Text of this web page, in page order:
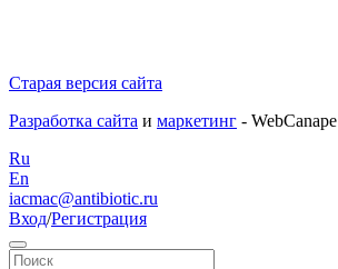
Старая версия сайта
Разработка сайта и маркетинг - WebCanape
Ru
En
iacmac@antibiotic.ru
Вход/Регистрация